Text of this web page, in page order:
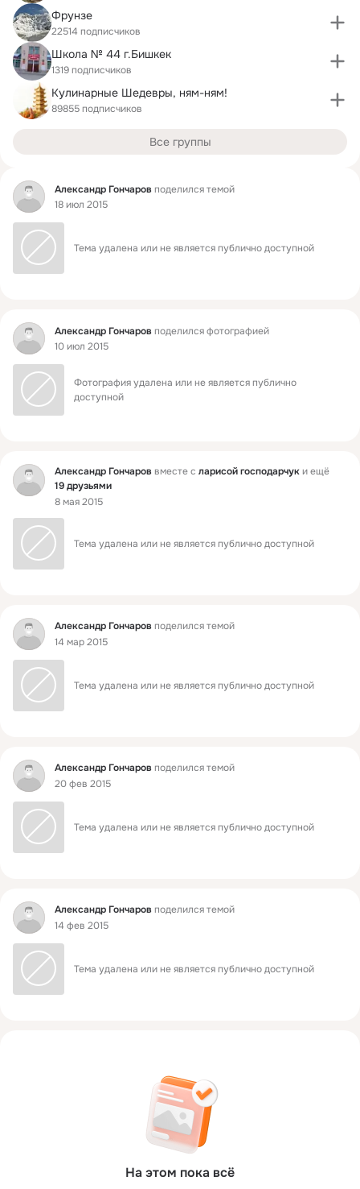
Фид Александр Гончаров поделился темой
18 июл 2015
Тема удалена или не является публично доступной
Фид Александр Гончаров поделился фотографией
10 июл 2015
Фотография удалена или не является публично
доступной
Фид Александр Гончаров вместе с ларисой господарчуки ещё
19 друзьями
8 мая 2015
Тема удалена или не является публично доступной
Фид Александр Гончаров поделился темой
14 мар 2015
Тема удалена или не является публично доступной
Фид Александр Гончаров поделился темой
20 фев 2015
Тема удалена или не является публично доступной
Фид Александр Гончаров поделился темой
14 фев 2015
Тема удалена или не является публично доступной
На этом пока всё
Фрунзе
22514 подписчиков
Школа № 44 г.Бишкек
1319 подписчиков
Кулинарные Шедевры, ням-ням!
89855 подписчиков
Все группы